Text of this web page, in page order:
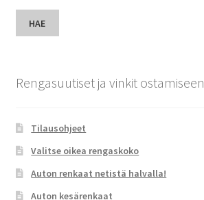
HAE
Rengasuutiset ja vinkit ostamiseen
Tilausohjeet
Valitse oikea rengaskoko
Auton renkaat netistä halvalla!
Auton kesärenkaat